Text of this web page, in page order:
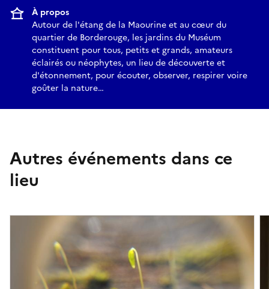
À propos
Autour de l'étang de la Maourine et au cœur du
quartier de Borderouge, les jardins du Muséum
constituent pour tous, petits et grands, amateurs
éclairés ou néophytes, un lieu de découverte et
d'étonnement, pour écouter, observer, respirer voire
goûter la nature…
Autres événements dans ce
lieu